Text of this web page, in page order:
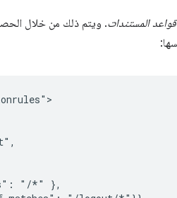
قواعد المستندات
"/*" },